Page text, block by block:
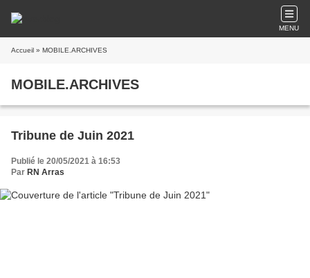
MENU
Accueil » MOBILE.ARCHIVES
MOBILE.ARCHIVES
Tribune de Juin 2021
Publié le 20/05/2021 à 16:53
Par RN Arras